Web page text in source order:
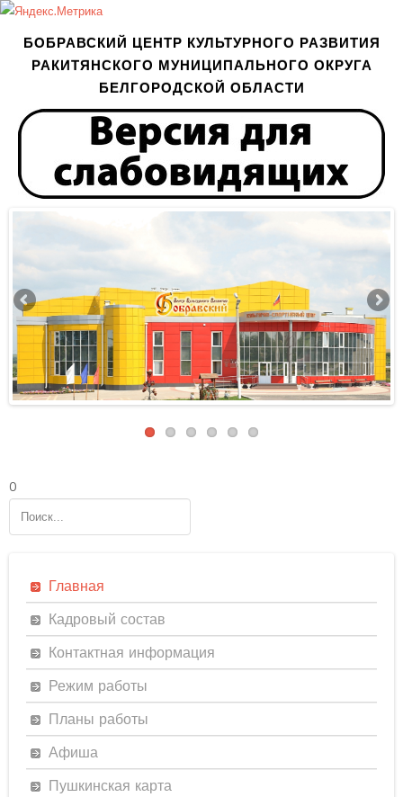
БОБРАВСКИЙ ЦЕНТР КУЛЬТУРНОГО РАЗВИТИЯ
РАКИТЯНСКОГО МУНИЦИПАЛЬНОГО ОКРУГА
БЕЛГОРОДСКОЙ ОБЛАСТИ
0
Главная
Кадровый состав
Контактная информация
Режим работы
Планы работы
Афиша
Пушкинская карта